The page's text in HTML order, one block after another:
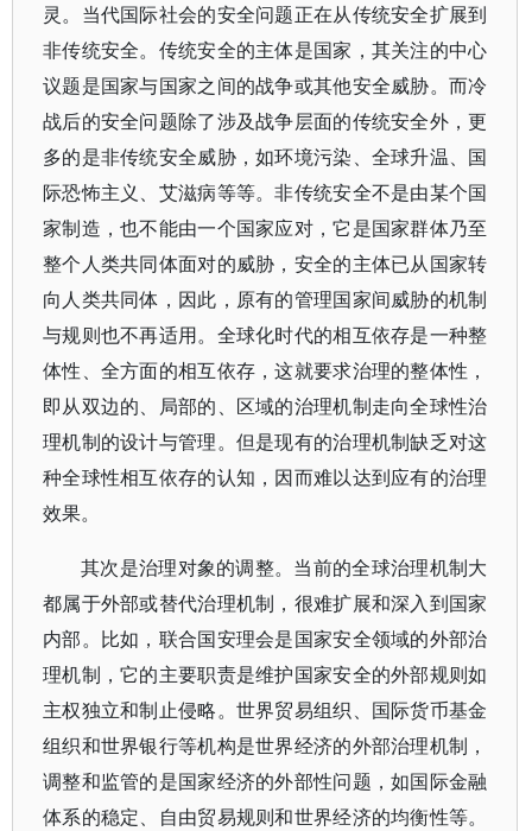
灵。当代国际社会的安全问题正在从传统安全扩展到
非传统安全。传统安全的主体是国家，其关注的中心
议题是国家与国家之间的战争或其他安全威胁。而冷
战后的安全问题除了涉及战争层面的传统安全外，更
多的是非传统安全威胁，如环境污染、全球升温、国
际恐怖主义、艾滋病等等。非传统安全不是由某个国
家制造，也不能由一个国家应对，它是国家群体乃至
整个人类共同体面对的威胁，安全的主体已从国家转
向人类共同体，因此，原有的管理国家间威胁的机制
与规则也不再适用。全球化时代的相互依存是一种整
体性、全方面的相互依存，这就要求治理的整体性，
即从双边的、局部的、区域的治理机制走向全球性治
理机制的设计与管理。但是现有的治理机制缺乏对这
种全球性相互依存的认知，因而难以达到应有的治理
效果。
其次是治理对象的调整。当前的全球治理机制大
都属于外部或替代治理机制，很难扩展和深入到国家
内部。比如，联合国安理会是国家安全领域的外部治
理机制，它的主要职责是维护国家安全的外部规则如
主权独立和制止侵略。世界贸易组织、国际货币基金
组织和世界银行等机构是世界经济的外部治理机制，
调整和监管的是国家经济的外部性问题，如国际金融
体系的稳定、自由贸易规则和世界经济的均衡性等。